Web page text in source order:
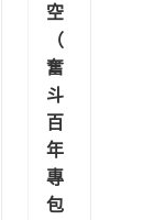
空
（
奮
斗
百
年
專
包